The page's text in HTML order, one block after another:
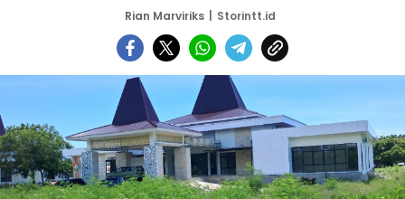
Rian Marviriks Storintt.id